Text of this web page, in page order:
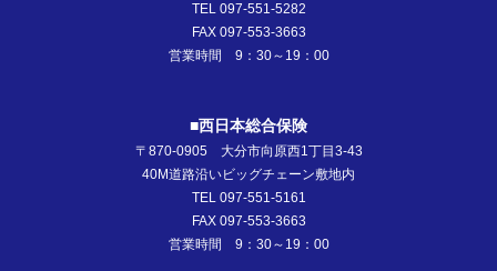
TEL 097-551-5282
FAX 097-553-3663
営業時間 9：30～19：00
■西日本総合保険
〒870-0905 大分市向原西1丁目3-43
40M道路沿いビッグチェーン敷地内
TEL 097-551-5161
FAX 097-553-3663
営業時間 9：30～19：00